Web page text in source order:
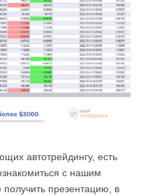
автотрейдингу, есть
с нашим
презентацию, в